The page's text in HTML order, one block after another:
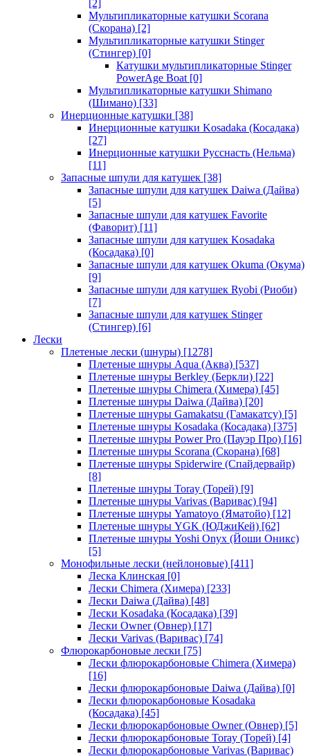
[2]
Мультипликаторные катушки Scorana
(Скорана) [2]
Мультипликаторные катушки Stinger
(Стингер) [0]
Катушки мультипликаторные Stinger
PowerAge Boat [0]
Мультипликаторные катушки Shimano
(Шимано) [33]
Инерционные катушки [38]
Инерционные катушки Kosadaka (Косадака)
[27]
Инерционные катушки Русснасть (Нельма)
[11]
Запасные шпули для катушек [38]
Запасные шпули для катушек Daiwa (Дайва)
[5]
Запасные шпули для катушек Favorite
(Фаворит) [11]
Запасные шпули для катушек Kosadaka
(Косадака) [0]
Запасные шпули для катушек Okuma (Окума)
[9]
Запасные шпули для катушек Ryobi (Риоби)
[7]
Запасные шпули для катушек Stinger
(Стингер) [6]
Лески
Плетеные лески (шнуры) [1278]
Плетеные шнуры Aqua (Аква) [537]
Плетеные шнуры Berkley (Беркли) [22]
Плетеные шнуры Chimera (Химера) [45]
Плетеные шнуры Daiwa (Дайва) [20]
Плетеные шнуры Gamakatsu (Гамакатсу) [5]
Плетеные шнуры Kosadaka (Косадака) [375]
Плетеные шнуры Power Pro (Пауэр Про) [16]
Плетеные шнуры Scorana (Скорана) [68]
Плетеные шнуры Spiderwire (Спайдервайр)
[8]
Плетеные шнуры Toray (Торей) [9]
Плетеные шнуры Varivas (Варивас) [94]
Плетеные шнуры Yamatoyo (Яматойо) [12]
Плетеные шнуры YGK (ЮДжиКей) [62]
Плетеные шнуры Yoshi Onyx (Йоши Оникс)
[5]
Монофильные лески (нейлоновые) [411]
Леска Клинская [0]
Лески Chimera (Химера) [233]
Лески Daiwa (Дайва) [48]
Лески Kosadaka (Косадака) [39]
Лески Owner (Овнер) [17]
Лески Varivas (Варивас) [74]
Флюрокарбоновые лески [75]
Лески флюрокарбоновые Chimera (Химера)
[16]
Лески флюрокарбоновые Daiwa (Дайва) [0]
Лески флюрокарбоновые Kosadaka
(Косадака) [45]
Лески флюрокарбоновые Owner (Овнер) [5]
Лески флюрокарбоновые Toray (Торей) [4]
Лески флюрокарбоновые Varivas (Варивас)